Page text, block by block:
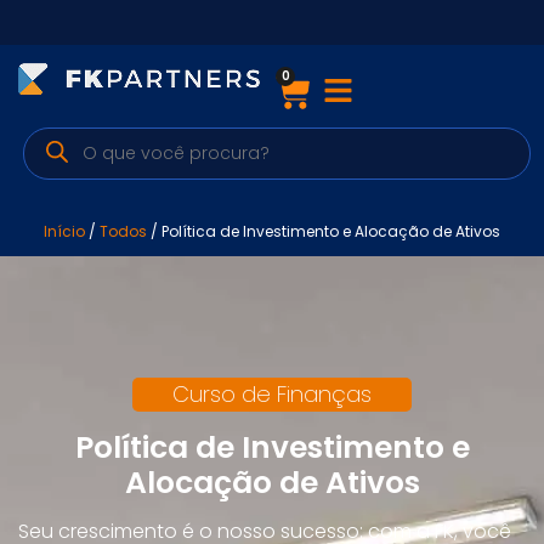
Cursos
Preparatórios Nacionais
Navegação
Sobre nós
0
Início / Todos / Política de Investimento e Alocação de Ativos
Curso de Finanças
Política de Investimento e
Alocação de Ativos
Seu crescimento é o nosso sucesso: com a FK, você